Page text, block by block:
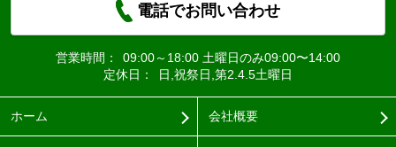
電話でお問い合わせ
営業時間：
09:00～18:00 土曜日のみ09:00〜14:00
定休日：
日,祝祭日,第2.4.5土曜日
ホーム 会社概要